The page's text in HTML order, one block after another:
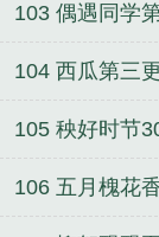
103 偶遇同学
104 西瓜第三
105 秧好时节
106 五月槐花